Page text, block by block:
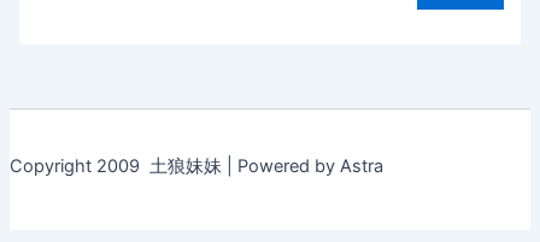
Copyright 2009 土狼妹妹 | Powered by Astra